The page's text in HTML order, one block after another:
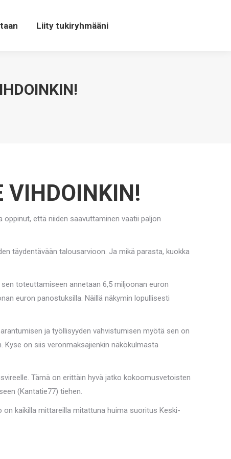
Liity tukiryhmääni
VIHDOINKIN!
että niiden saavuttaminen vaatii paljon
täydentävään talousarvioon. Ja mikä parasta, kuokka
toteuttamiseen annetaan 6,5 miljoonan euron
euron panostuksilla. Näillä näkymin lopullisesti
ja työllisyyden vahvistumisen myötä sen on
on siis veronmaksajienkin näkökulmasta
Tämä on erittäin hyvä jatko kokoomusvetoisten
(Kantatie77) tiehen.
kaikilla mittareilla mitattuna huima suoritus Keski-